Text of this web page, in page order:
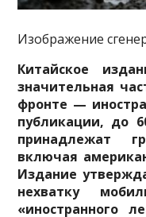
Изображение
Китайское
значительная
фронте —
публикации, до
принадлежат
включая
Издание
нехватку
«иностранного